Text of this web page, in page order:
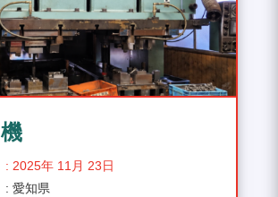
: 2025年 11月 23日
: 愛知県